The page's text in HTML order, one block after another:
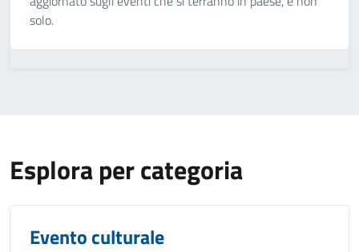
solo.
Esplora per categoria
Evento culturale